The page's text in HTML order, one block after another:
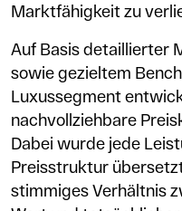
Marktfähigkeit zu
Auf Basis detaillierter
sowie gezieltem
Luxussegment
nachvollziehbare
Dabei wurde jede
Preisstruktur
stimmiges Verhältnis